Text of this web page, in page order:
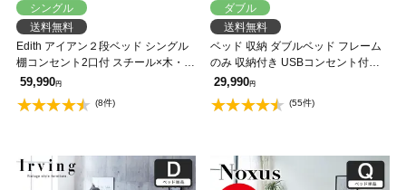
シングル
送料無料
Edith アイアン２段ベッド シングル
棚コンセント2口付 スチール×木・異
素材コンビベッド ヴィンテージ調
家具配送】
59,990円
(8件)
ダブル
送料無料
ベッド 収納 ダブルベッド フレーム
のみ 収納付き USBコンセント付き
zesto ゼスト ダブル すのこベッド 引
【AR】【z有料組立】
29,990円
(55件)